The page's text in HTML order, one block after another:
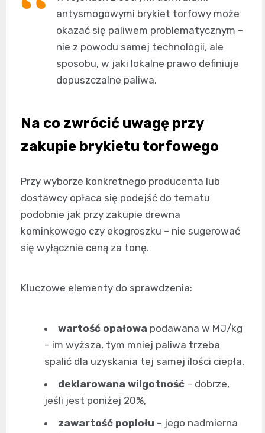
antysmogowymi brykiet torfowy może
okazać się paliwem problematycznym –
nie z powodu samej technologii, ale
sposobu, w jaki lokalne prawo definiuje
dopuszczalne paliwa.
Na co zwrócić uwagę przy
zakupie brykietu torfowego
Przy wyborze konkretnego producenta lub
dostawcy opłaca się podejść do tematu
podobnie jak przy zakupie drewna
kominkowego czy ekogroszku – nie sugerować
się wyłącznie ceną za tonę.
Kluczowe elementy do sprawdzenia:
wartość opałowa podawana w MJ/kg
– im wyższa, tym mniej paliwa trzeba
spalić dla uzyskania tej samej ilości ciepła,
deklarowana wilgotność – dobrze,
jeśli jest poniżej 20%,
zawartość popiołu – jego nadmierna